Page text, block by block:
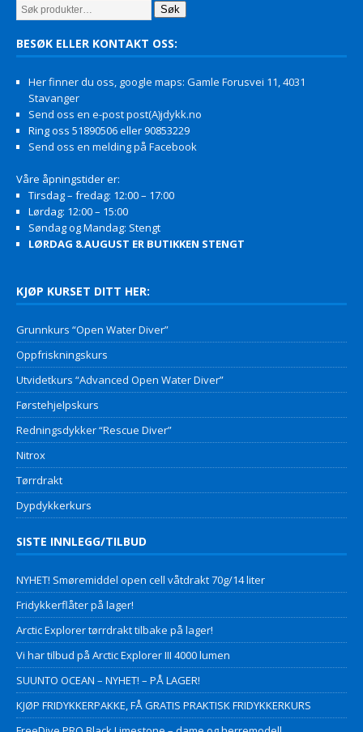
Søk
BESØK ELLER KONTAKT OSS:
Her finner du oss, google maps: Gamle Forusvei 11, 4031
Stavanger
Send oss en e-post post(A)jdykk.no
Ring oss 51890506 eller 90853229
Send oss en melding på Facebook
Våre åpningstider er:
Tirsdag – fredag: 12:00 – 17:00
Lørdag: 12:00 – 15:00
Søndag og Mandag: Stengt
LØRDAG 8.AUGUST ER BUTIKKEN STENGT
KJØP KURSET DITT HER:
Grunnkurs “Open Water Diver”
Oppfriskningskurs
Utvidetkurs “Advanced Open Water Diver”
Førstehjelpskurs
Redningsdykker “Rescue Diver”
Nitrox
Tørrdrakt
Dypdykkerkurs
SISTE INNLEGG/TILBUD
NYHET! Smøremiddel open cell våtdrakt 70g/14 liter
Fridykkerflåter på lager!
Arctic Explorer tørrdrakt tilbake på lager!
Vi har tilbud på Arctic Explorer III 4000 lumen
SUUNTO OCEAN – NYHET! – PÅ LAGER!
KJØP FRIDYKKERPAKKE, FÅ GRATIS PRAKTISK FRIDYKKERKURS